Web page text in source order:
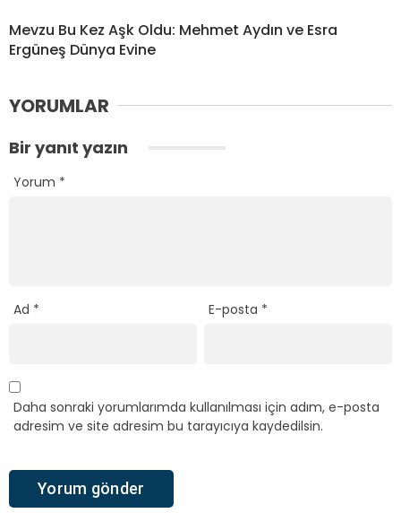
Mevzu Bu Kez Aşk Oldu: Mehmet Aydın ve Esra
Ergüneş Dünya Evine
YORUMLAR
Bir yanıt yazın
Yorum *
Ad * E-posta *
Daha sonraki yorumlarımda kullanılması için adım, e-posta
adresim ve site adresim bu tarayıcıya kaydedilsin.